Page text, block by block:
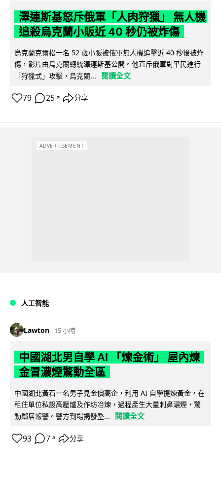
澤連斯基怒斥俄軍「人肉狩獵」 無人機
追殺烏克蘭小販近 40 秒仍被炸傷
烏克蘭克爾松一名 52 歲小販被俄軍無人機追擊近 40 秒後被炸
傷，影片由烏克蘭總統澤連斯基公開。他直斥俄軍對平民進行
「狩獵式」攻擊，烏克蘭...
閱讀全文
79 25 ↗ 分享
ADVERTISEMENT
人工智能
Lawton 15 小時
中國湖北男自學 AI 「煉金術」 屋內煉
金冒濃煙驚動全區
中國湖北黃石一名男子見金價高企，利用 AI 自學提煉黃金，在
租住單位私設高壓爐及作坊冶煉，過程產生大量刺鼻濃煙，驚
動鄰居報警。警方到場揭發整...
閱讀全文
93 7 ↗ 分享